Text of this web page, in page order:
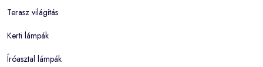
Terasz világítás
Kerti lámpák
Íróasztal lámpák